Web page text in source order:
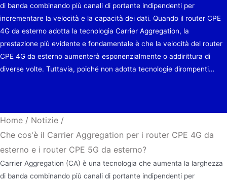
di banda combinando più canali di portante indipendenti per
incrementare la velocità e la capacità dei dati. Quando il router CPE
4G da esterno adotta la tecnologia Carrier Aggregation, la
prestazione più evidente e fondamentale è che la velocità del router
CPE 4G da esterno aumenterà esponenzialmente o addirittura di
diverse volte. Tuttavia, poiché non adotta tecnologie dirompenti…
Home / Notizie /
Che cos'è il Carrier Aggregation per i router CPE 4G da
esterno e i router CPE 5G da esterno?
Carrier Aggregation (CA) è una tecnologia che aumenta la larghezza
di banda combinando più canali di portante indipendenti per